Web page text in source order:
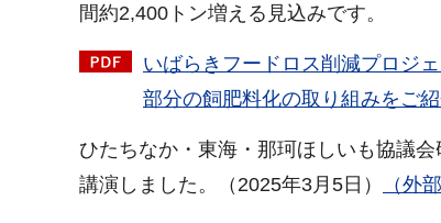
間約2,400トン増える見込みです。
いばらきフードロス削減プロジ
部分の飼肥料化の取り組みをご
ひたちなか・東海・那珂ほしいも協議
講演しました。（2025年3月5日）
（外